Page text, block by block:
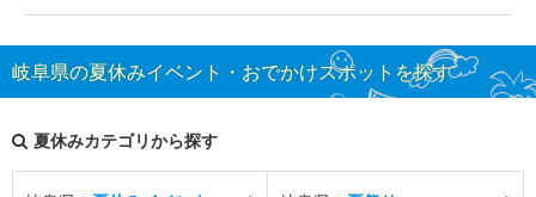
岐阜県の夏休みイベント・おでかけスポットを探す
夏休みカテゴリから探す